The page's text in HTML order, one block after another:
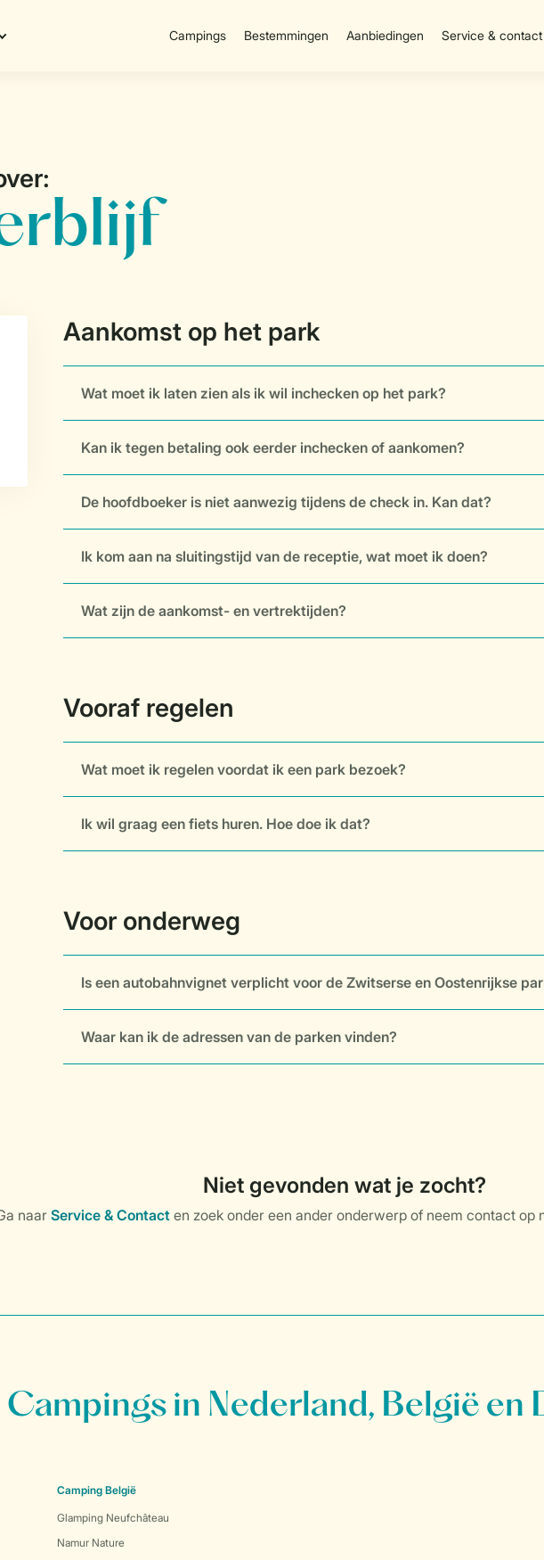
Campings Bestemmingen Aanbiedingen Service & contact
Wat moet ik laten zien als ik wil inchecken op het park?
Kan ik tegen betaling ook eerder inchecken of aankomen?
De hoofdboeker is niet aanwezig tijdens de check in. Kan dat?
Ik kom aan na sluitingstijd van de receptie, wat moet ik doen?
Wat zijn de aankomst- en vertrektijden?
Wat moet ik regelen voordat ik een park bezoek?
Ik wil graag een fiets huren. Hoe doe ik dat?
Is een autobahnvignet verplicht voor de Zwitserse en Oostenrijkse
Waar kan ik de adressen van de parken vinden?
Campings in Nederland, België en
Camping België
Glamping Neufchâteau
Namur Nature